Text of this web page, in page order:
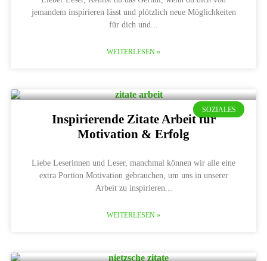
jemandem inspirieren lässt und plötzlich neue Möglichkeiten
für dich und
WEITERLESEN »
SOZIALES
Inspirierende Zitate Arbeit für
Motivation & Erfolg
Liebe Leserinnen und Leser, manchmal können wir alle eine
extra Portion Motivation gebrauchen, um uns in unserer
Arbeit zu inspirieren
WEITERLESEN »